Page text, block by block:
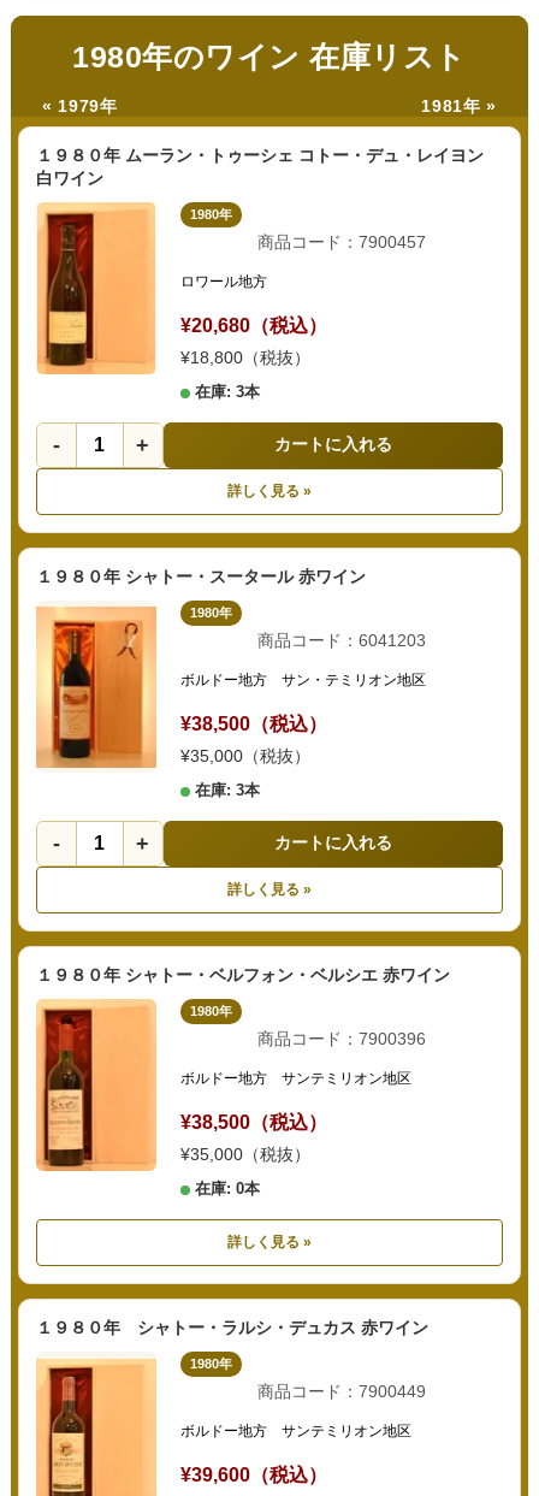
1980年のワイン 在庫リスト
« 1979年 1981年 »
１９８０年 ムーラン・トゥーシェ コトー・デュ・レイヨン
白ワイン
1980年
商品コード：7900457
ロワール地方
¥20,680（税込）
¥18,800（税抜）
在庫: 3本
- + カートに入れる
詳しく見る »
１９８０年 シャトー・スータール 赤ワイン
1980年
商品コード：6041203
ボルドー地方 サン・テミリオン地区
¥38,500（税込）
¥35,000（税抜）
在庫: 3本
- + カートに入れる
詳しく見る »
１９８０年 シャトー・ベルフォン・ベルシエ 赤ワイン
1980年
商品コード：7900396
ボルドー地方 サンテミリオン地区
¥38,500（税込）
¥35,000（税抜）
在庫: 0本
詳しく見る »
１９８０年 シャトー・ラルシ・デュカス 赤ワイン
1980年
商品コード：7900449
ボルドー地方 サンテミリオン地区
¥39,600（税込）